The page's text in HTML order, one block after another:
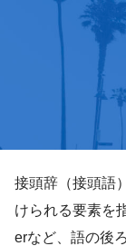
接頭辞（接頭語
けられる要素を
erなど、語の後